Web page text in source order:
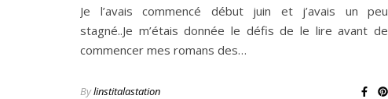
Je l’avais commencé début juin et j’avais un peu
stagné..Je m’étais donnée le défis de le lire avant de
commencer mes romans des…
Bylinstitalastation